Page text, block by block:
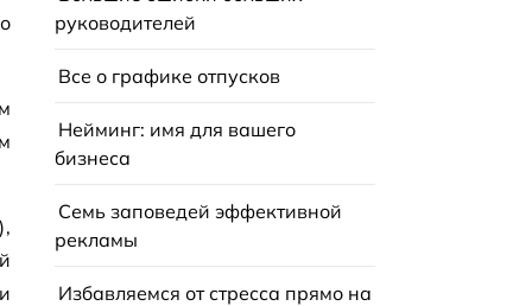
руководителей
Все о графике отпусков
Нейминг: имя для вашего
бизнеса
Семь заповедей эффективной
рекламы
Избавляемся от стресса прямо на